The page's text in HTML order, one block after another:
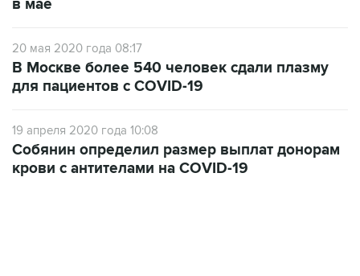
для пациентов с COVID-19
19 апреля 2020 года 10:08
крови с антителами на COVID-19